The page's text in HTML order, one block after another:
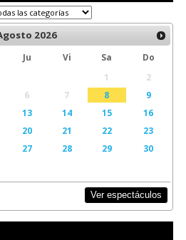
2026
Ju Vi Sa
Do
1
2
6 7 8
9
13 14 15
16
20 21 22
23
27 28 29
30
Ver espectáculos